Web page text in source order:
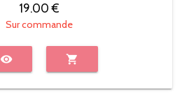
19.00 €
Sur commande
visibility shopping_cart